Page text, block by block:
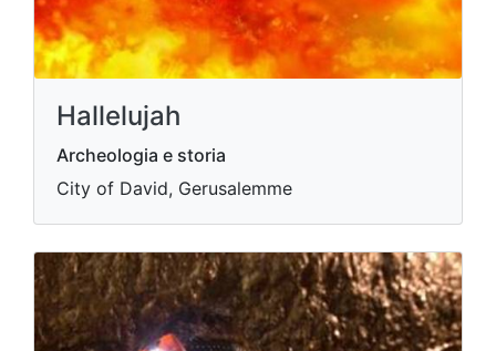
Hallelujah
Archeologia e storia
City of David, Gerusalemme